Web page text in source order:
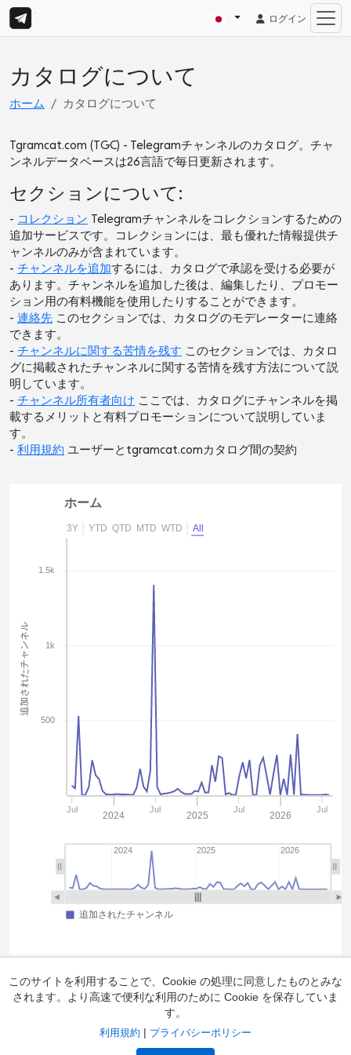
ログイン
カタログについて
ホーム カタログについて
Tgramcat.com (TGC) - Telegramチャンネルのカタログ。チャ
ンネルデータベースは26言語で毎日更新されます。
セクションについて:
- コレクション Telegramチャンネルをコレクションするための
追加サービスです。コレクションには、最も優れた情報提供チ
ャンネルのみが含まれています。
- チャンネルを追加するには、カタログで承認を受ける必要が
あります。チャンネルを追加した後は、編集したり、プロモー
ション用の有料機能を使用したりすることができます。
- 連絡先 このセクションでは、カタログのモデレーターに連絡
できます。
- チャンネルに関する苦情を残す このセクションでは、カタロ
グに掲載されたチャンネルに関する苦情を残す方法について説
明しています。
- チャンネル所有者向け ここでは、カタログにチャンネルを掲
載するメリットと有料プロモーションについて説明していま
す。
- 利用規約 ユーザーとtgramcat.comカタログ間の契約
ホーム
Jul
2024
Jul
2025
Jul
2026
Jul
追加されたチャンネル
500
1k
1.5k
2024 2025 2026
追加されたチャンネル
3Y YTD QTD MTD WTD All
このサイトを利用することで、Cookie の処理に同意したものとみな
されます。より高速で便利な利用のために Cookie を保存していま
す。
利用規約 | プライバシーポリシー